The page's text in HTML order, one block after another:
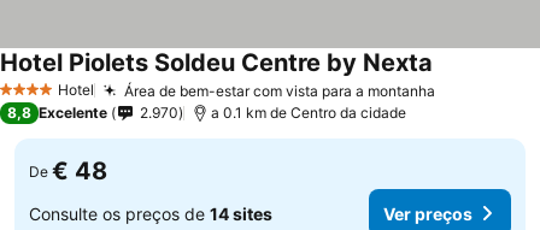
4 EstrelasHotel Área de bem-estar com vista para a montanha
Hotel Piolets Soldeu Centre by Nexta
8,8 Excelente 2.970 a 0.1 km de Centro da cidade
De € 48
Consulte os preços de 14 sites Ver preços